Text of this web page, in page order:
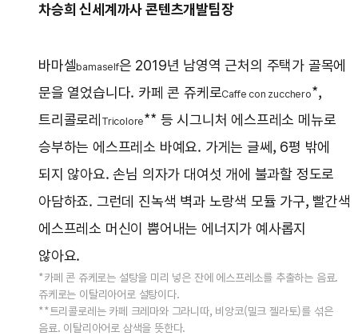
차승희 신세계까사 콘텐츠개발팀장
바마셀bamaself은 2019년 남영역 근처의 주택가 골목에
문을 열었습니다. 카페 콘 쥬케로Caffe con zucchero*,
트리콜로레 Tricolore** 등 시그니처 에스프레소 메뉴로
승부하는 에스프레소 바예요. 가게는 글쎄, 6평 밖에
되지 않아요. 손님 의자가 대여섯 개에 불과할 정도로
아담하죠. 그런데 진녹색 벽과 노랑색 모듈 가구, 빨간색
에스프레소 머신이 뿜어내는 에너지가 예사롭지
않아요.
*카페 콘 쥬케로는 설탕을 미리 넣은 잔에 에스프레소를 추출하는 음료.
쥬케로는 이탈리아어로 설탕이다.
**트리콜로레는 카페 크레마와 그라니따, 비앙코(밀크 젤라토)를 섞은
음료. 이탈리아어로 삼색을 뜻한다.